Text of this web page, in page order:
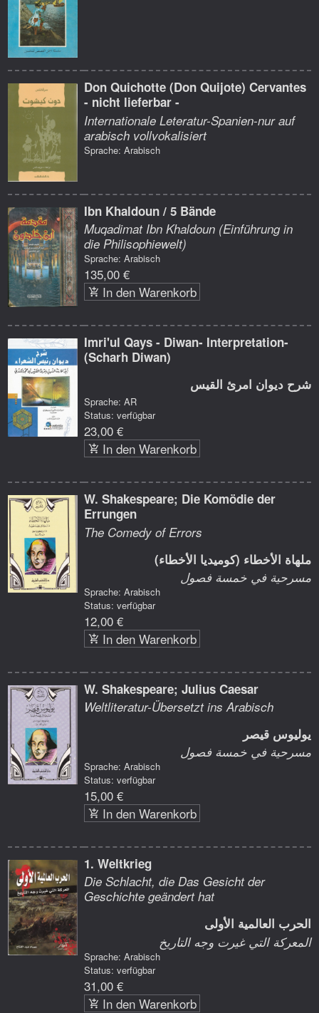
Don Quichotte (Don Quijote) Cervantes
- nicht lieferbar -
Internationale Leteratur-Spanien-nur auf
arabisch vollvokalisiert
Sprache: Arabisch
Ibn Khaldoun / 5 Bände
Muqadimat Ibn Khaldoun (Einführung in
die Philisophiewelt)
Sprache: Arabisch
135,00 €
In den Warenkorb
Imri'ul Qays - Diwan- Interpretation-
(Scharh Diwan)
شرح ديوان امرئ القيس
Sprache: AR
Status: verfügbar
23,00 €
In den Warenkorb
W. Shakespeare; Die Komödie der
Errungen
The Comedy of Errors
ملهاة الأخطاء (كوميديا الأخطاء)
مسرحية في خمسة فصول
Sprache: Arabisch
Status: verfügbar
12,00 €
In den Warenkorb
W. Shakespeare; Julius Caesar
Weltliteratur-Übersetzt ins Arabisch
يوليوس قيصر
مسرحية في خمسة فصول
Sprache: Arabisch
Status: verfügbar
15,00 €
In den Warenkorb
1. Weltkrieg
Die Schlacht, die Das Gesicht der
Geschichte geändert hat
الحرب العالمية الأولى
المعركة التي غيرت وجه التاريخ
Sprache: Arabisch
Status: verfügbar
31,00 €
In den Warenkorb